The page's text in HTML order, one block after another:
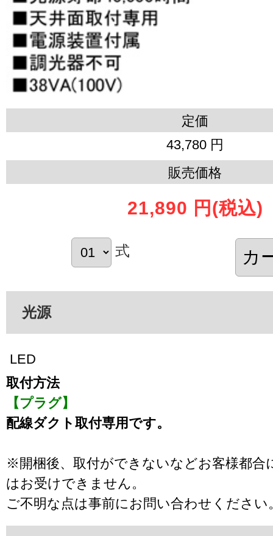
定価
43,780 円
販売価格
21,890 円 (税込)
式
光源
LED
取付方法
【プラグ】
配線ダクト取付専用です。
※開梱後、取付ができないなどお客様都合
はお受けできません。
ご不明な点は事前にお問い合わせください